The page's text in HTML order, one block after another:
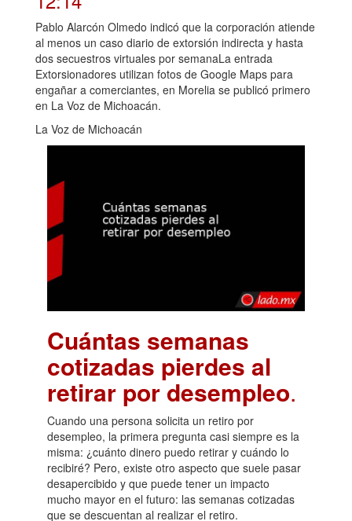
Pablo Alarcón Olmedo indicó que la corporación atiende
al menos un caso diario de extorsión indirecta y hasta
dos secuestros virtuales por semanaLa entrada
Extorsionadores utilizan fotos de Google Maps para
engañar a comerciantes, en Morelia se publicó primero
en La Voz de Michoacán.
La Voz de Michoacán
Cuántas semanas
cotizadas pierdes al
retirar por desempleo.
Cuando una persona solicita un retiro por
desempleo, la primera pregunta casi siempre es la
misma: ¿cuánto dinero puedo retirar y cuándo lo
recibiré? Pero, existe otro aspecto que suele pasar
desapercibido y que puede tener un impacto
mucho mayor en el futuro: las semanas cotizadas
que se descuentan al realizar el retiro.